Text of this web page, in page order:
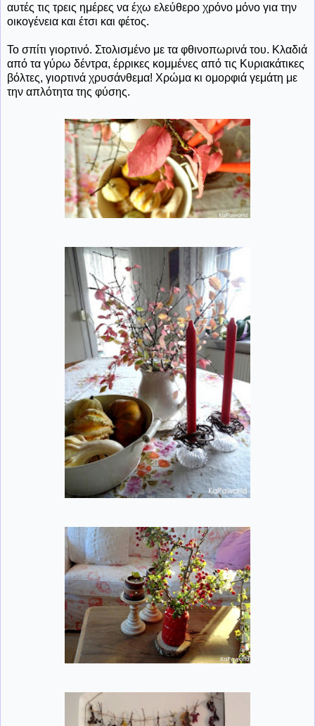
αυτές τις τρεις ημέρες να έχω ελεύθερο χρόνο μόνο για την
οικογένεια και έτσι και φέτος.
Το σπίτι γιορτινό. Στολισμένο με τα φθινοπωρινά του. Κλαδιά
από τα γύρω δέντρα, έρρικες κομμένες από τις Κυριακάτικες
βόλτες, γιορτινά χρυσάνθεμα! Χρώμα κι ομορφιά γεμάτη με
την απλότητα της φύσης.